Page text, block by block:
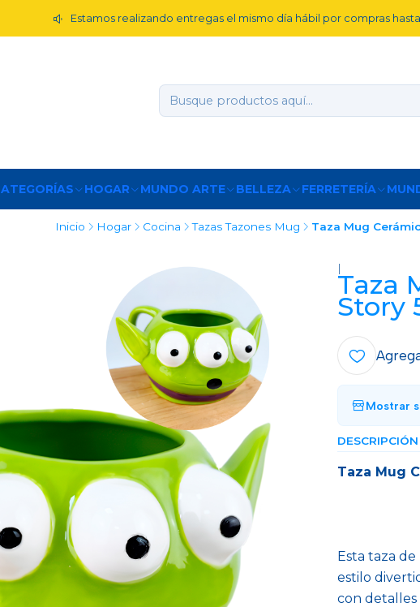
HOGAR MUNDO ARTE BELLEZA FERRETERÍA
Estamos realizando entregas el mismo día hábil por compras
Inicio Hogar Cocina Tazas Tazones Mug Taza Mug
|
Taza
Story
Mostrar
DESCRIPCIÓN
Taza Mug
Esta taza
estilo
con detalles